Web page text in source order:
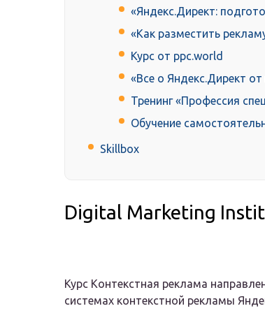
«Яндекс.Директ:
«Как разместить
Курс от ppc.world
«Все о Яндекс.Директ
Тренинг «Профессия
Обучение
Skillbox
Digital Marketing
Курс Контекстная реклама
системах контекстной рекламы